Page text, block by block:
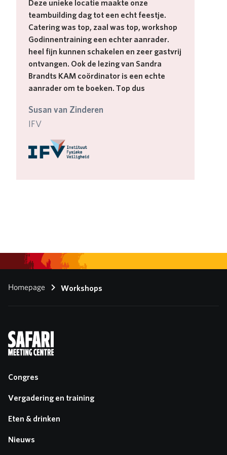
Deze unieke locatie maakte onze
teambuilding dag tot een echt feestje.
Catering was top, zaal was top, workshop
Godinnentraining een echter aanrader.
heel fijn kunnen schakelen en zeer gastvrij
ontvangen. Ook de lezing van Sandra
Brandts KAM coördinator is een echte
aanrader om te boeken. Top dus
Susan van Zinderen
IFV
Homepage Workshops
Congres
Vergadering en training
Eten & drinken
Nieuws